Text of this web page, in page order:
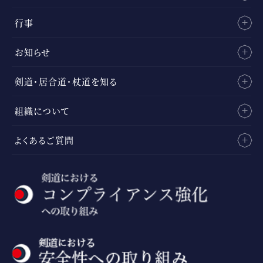
行事
お知らせ
剣道・居合道・杖道を知る
組織について
よくあるご質問